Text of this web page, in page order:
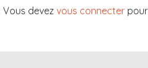
Vous devez vous connecter